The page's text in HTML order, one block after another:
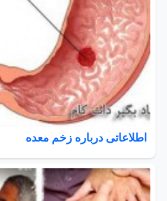
اطلاعاتی درباره زخم معده